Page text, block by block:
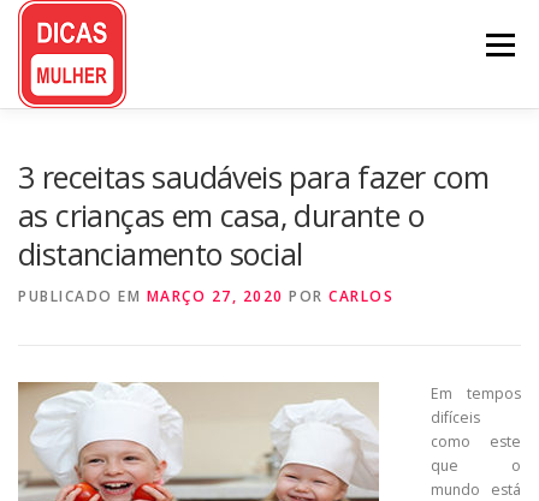
Pular
conteúdo
Menu
3 receitas saudáveis para fazer com
as crianças em casa, durante o
distanciamento social
PUBLICADO EM MARÇO 27, 2020 POR CARLOS
Em tempos
difíceis
como este
que o
mundo está